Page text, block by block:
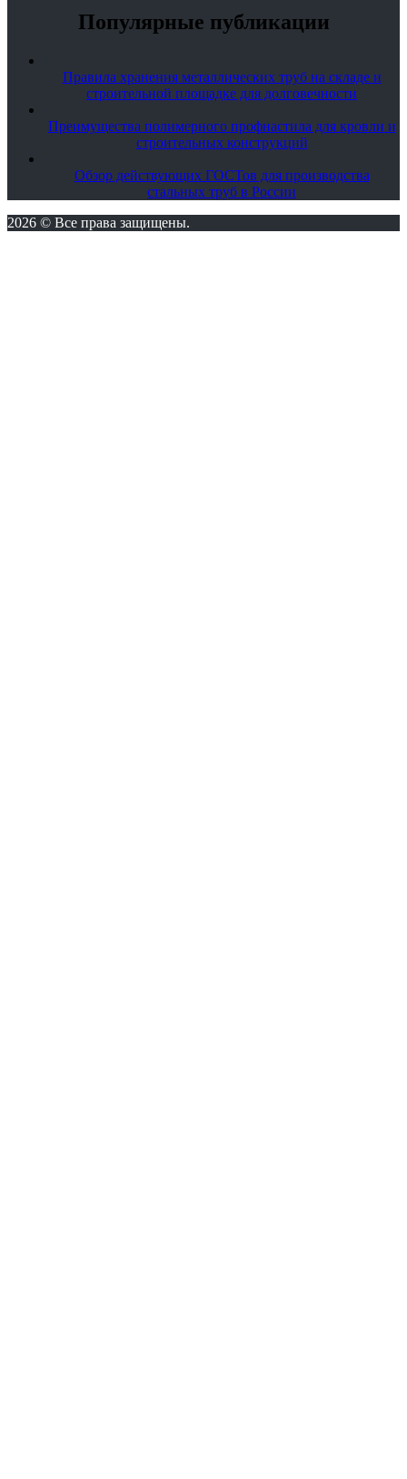
Популярные публикации
Правила хранения металлических труб на складе и
строительной площадке для долговечности
Преимущества полимерного профнастила для кровли и
строительных конструкций
Обзор действующих ГОСТов для производства
стальных труб в России
2026 © Все права защищены.